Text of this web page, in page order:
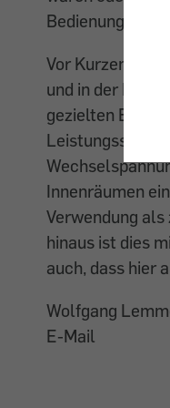
Vor Kurzem
und in der
gezielten
Leistungsstufen
Innenräumen
Verwendung
hinaus ist dies
auch, dass hier
Wolfgang
E-Mail